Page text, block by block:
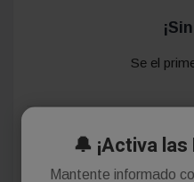
Se el
Deja tu comentario
🔔 ¡Activa
Mantente informado